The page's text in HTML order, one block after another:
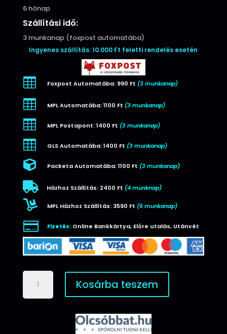
6 hónap
Szállítási idő:
3 munkanap (foxpost automatába)
Ingyenes szállítás: 10.000 Ft feletti rendelés esetén
 Foxpost Automatába: 990 Ft (3 munkanap)
 MPL Automatába: 1100 Ft (3 munkanap)
 MPL Postapont: 1400 Ft (3 munkanap)
 GLS Automatába: 1400 Ft (3 munkanap)
 Packeta Automatába: 1100 Ft (3 munkanap)
 Házhoz Szállítás: 2400 Ft (4 munknap)
 MPL Házhoz Szállítás: 3590 Ft (6 munkanap)
 Fizetés:Online Bankkártya, Előre utalás, Utánvét
Huawei
Lite
Kosárba teszem